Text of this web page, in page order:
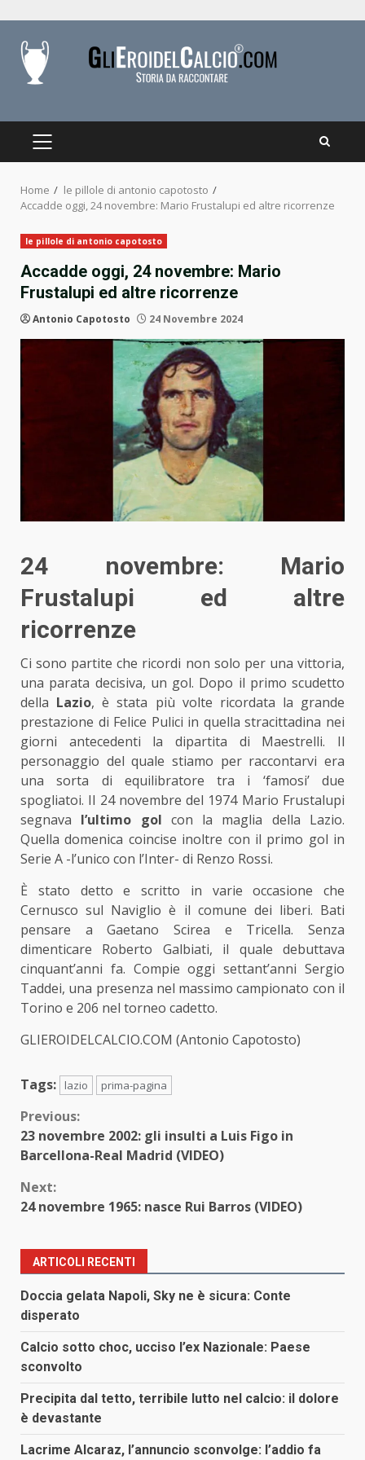
content
PRIMARY
Home
le pillole di antonio capotosto
Accadde oggi, 24 novembre: Mario Frustalupi ed altre ricorrenze
le pillole di antonio capotosto
Accadde oggi, 24 novembre: Mario
Frustalupi ed altre ricorrenze
Antonio Capotosto 24 Novembre 2024
24 novembre: Mario
Frustalupi ed altre
ricorrenze
Ci sono partite che ricordi non solo per una vittoria,
una parata decisiva, un gol. Dopo il primo scudetto
della Lazio, è stata più volte ricordata la grande
prestazione di Felice Pulici in quella stracittadina nei
giorni antecedenti la dipartita di Maestrelli. Il
personaggio del quale stiamo per raccontarvi era
una sorta di equilibratore tra i ‘famosi’ due
spogliatoi. Il 24 novembre del 1974 Mario Frustalupi
segnava l’ultimo gol con la maglia della Lazio.
Quella domenica coincise inoltre con il primo gol in
Serie A -l’unico con l’Inter- di Renzo Rossi.
È stato detto e scritto in varie occasione che
Cernusco sul Naviglio è il comune dei liberi. Bati
pensare a Gaetano Scirea e Tricella. Senza
dimenticare Roberto Galbiati, il quale debuttava
cinquant’anni fa. Compie oggi settant’anni Sergio
Taddei, una presenza nel massimo campionato con il
Torino e 206 nel torneo cadetto.
GLIEROIDELCALCIO.COM (Antonio Capotosto)
Tags: lazio prima-pagina
Continue
Reading
Previous:
23 novembre 2002: gli insulti a Luis Figo in
Barcellona-Real Madrid (VIDEO)
Next:
24 novembre 1965: nasce Rui Barros (VIDEO)
ARTICOLI RECENTI
Doccia gelata Napoli, Sky ne è sicura: Conte
disperato
Calcio sotto choc, ucciso l’ex Nazionale: Paese
sconvolto
Precipita dal tetto, terribile lutto nel calcio: il dolore
è devastante
Lacrime Alcaraz, l’annuncio sconvolge: l’addio fa